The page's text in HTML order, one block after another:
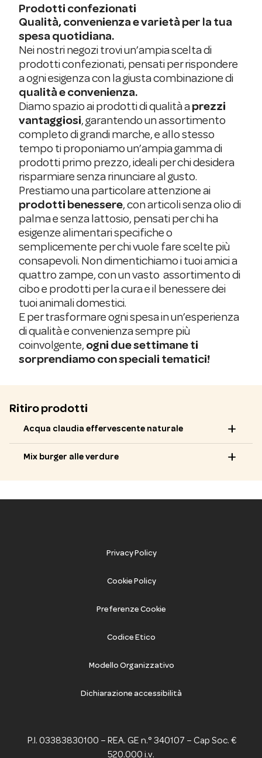
Prodotti confezionati
Qualità, convenienza e varietà per la tua
spesa quotidiana.
Nei nostri negozi trovi un’ampia scelta di
prodotti confezionati, pensati per rispondere
a ogni esigenza con la giusta combinazione di
qualità e convenienza.
Diamo spazio ai prodotti di qualità aprezzi
vantaggiosi, garantendo un assortimento
completo di grandi marche, e allo stesso
tempo ti proponiamo un’ampia gamma di
prodotti primo prezzo, ideali per chi desidera
risparmiare senza rinunciare al gusto.
Prestiamo una particolare attenzione ai
prodotti benessere, con articoli senza olio di
palma e senza lattosio, pensati per chi ha
esigenze alimentari specifiche o
semplicemente per chi vuole fare scelte più
consapevoli. Non dimentichiamo i tuoi amici a
quattro zampe, con un vasto assortimento di
cibo e prodotti per la cura e il benessere dei
tuoi animali domestici.
E per trasformare ogni spesa in un’esperienza
di qualità e convenienza sempre più
coinvolgente, ogni due settimane ti
sorprendiamo con speciali tematici!
Ritiro prodotti
Acqua claudia effervescente naturale add
Mix burger alle verdure add
Privacy Policy
Cookie Policy
Preferenze Cookie
Codice Etico
Modello Organizzativo
Dichiarazione accessibilità
P.I. 03383830100 – REA. GE n.° 340107 – Cap Soc. €
520.000 i.v.